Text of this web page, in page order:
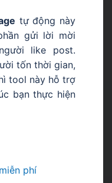
tự động này
gửi lời mời
like post.
tốn thời gian,
tool này hỗ trợ
bạn thực hiện
phí